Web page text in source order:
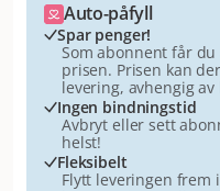
Auto-påfyll
Spar penger!
Som abonnent får
prisen. Prisen kan
levering, avhengig
Ingen bindningstid
Avbryt eller sett
helst!
Fleksibelt
Flytt leveringen frem